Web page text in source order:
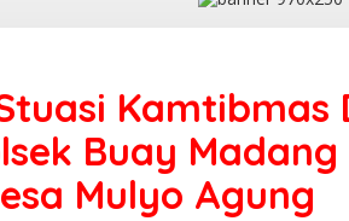
Kamtibmas
Buay Madang
Mulyo Agung